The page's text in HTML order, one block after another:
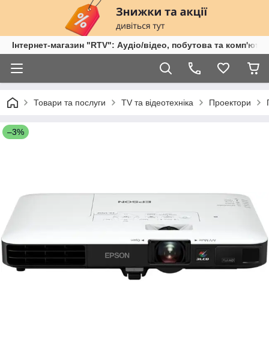
Інтернет-магазин "RTV": Аудіо/відео, побутова та
Товари та послуги TV та відеотехніка Проектори
–3%